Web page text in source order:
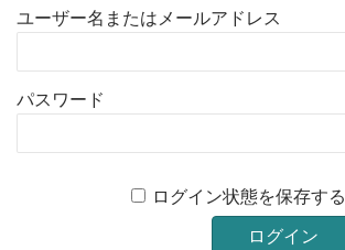
ユーザー名またはメールアドレス
パスワード
ログイン状態を保存する